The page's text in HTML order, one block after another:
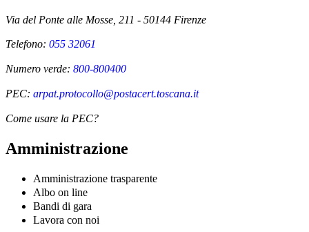
Via del Ponte alle Mosse, 211 - 50144 Firenze
Telefono: 055 32061
Numero verde: 800-800400
PEC: arpat.protocollo@postacert.toscana.it
Come usare la PEC?
Amministrazione
Amministrazione trasparente
Albo on line
Bandi di gara
Lavora con noi